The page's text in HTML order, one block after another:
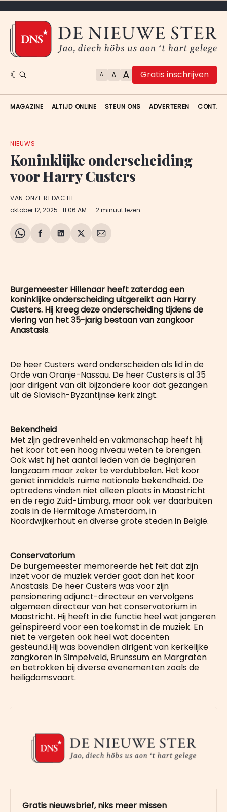
A A A Gratis inschrijven
MAGAZINE ALTIJD ONLINE STEUN ONS ADVERTEREN
NIEUWS
Koninklijke onderscheiding
voor Harry Custers
VAN ONZE REDACTIE
oktober 12, 2025 . 11:06 AM 2 minuut lezen
Share
WhatsApp
Delen
Facebook
Delen
LinkedIn
Share
X
Deel
E-
Burgemeester Hillenaar heeft zaterdag een
koninklijke onderscheiding uitgereikt aan Harry
Custers. Hij kreeg deze onderscheiding tijdens de
viering van het 35-jarig bestaan van zangkoor
Anastasis.
De heer Custers werd onderscheiden als lid in de
Orde van Oranje-Nassau. De heer Custers is al 35
jaar dirigent van dit bijzondere koor dat gezangen
uit de Slavisch-Byzantijnse kerk zingt.
Bekendheid
Met zijn gedrevenheid en vakmanschap heeft hij
het koor tot een hoog niveau weten te brengen.
Ook wist hij het aantal leden van de beginjaren
langzaam maar zeker te verdubbelen. Het koor
geniet inmiddels ruime nationale bekendheid. De
optredens vinden niet alleen plaats in Maastricht
en de regio Zuid-Limburg, maar ook ver daarbuiten
zoals in de Hermitage Amsterdam, in
Noordwijkerhout en diverse grote steden in België.
Conservatorium
De burgemeester memoreerde het feit dat zijn
inzet voor de muziek verder gaat dan het koor
Anastasis. De heer Custers was voor zijn
pensionering adjunct-directeur en vervolgens
algemeen directeur van het conservatorium in
Maastricht. Hij heeft in die functie heel wat jongeren
geïnspireerd voor een toekomst in de muziek. En
niet te vergeten ook heel wat docenten
gesteund.Hij was bovendien dirigent van kerkelijke
zangkoren in Simpelveld, Brunssum en Margraten
en betrokken bij diverse evenementen zoals de
heiligdomsvaart.
Gratis nieuwsbrief, niks meer missen